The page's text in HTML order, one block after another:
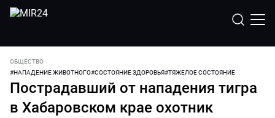
ОБЩЕСТВО
#НАПАДЕНИЕ ЖИВОТНОГО#СОСТОЯНИЕ ЗДОРОВЬЯ#ТЯЖЕЛОЕ СОСТОЯНИЕ
Пострадавший от нападения тигра
в Хабаровском крае охотник